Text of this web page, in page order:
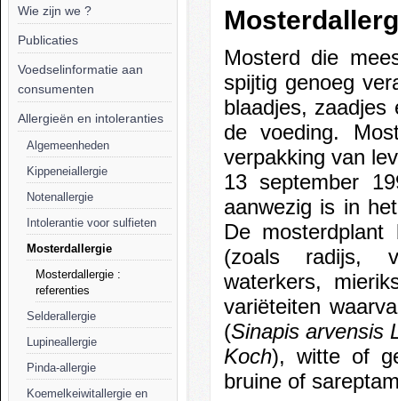
Wie zijn we ?
Publicaties
Voedselinformatie aan
consumenten
Allergieën en intoleranties
Algemeenheden
Kippeneiallergie
Notenallergie
Intolerantie voor sulfieten
Mosterdallergie
Mosterdallergie :
referenties
Selderallergie
Lupineallergie
Pinda-allergie
Koemelkeiwitallergie en
Mosterd die
spijtig genoeg
blaadjes,
de voeding.
verpakking van
13 september
aanwezig is in
De
(zoals radijs,
waterkers,
variëteiten
(Sinapis arvensis
Koch), witte of
bruine of